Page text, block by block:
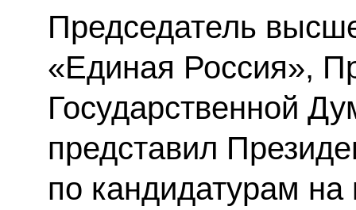
Председатель
«Единая Россия»,
Государственной
представил
по кандидатурам на